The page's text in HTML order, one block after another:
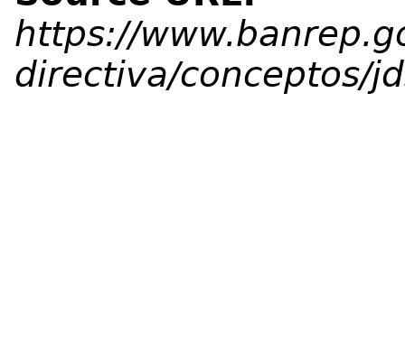
https://
directiva/conceptos/